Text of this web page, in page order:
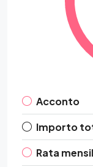
Acconto
Importo
Rata